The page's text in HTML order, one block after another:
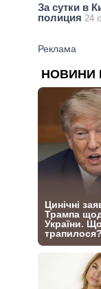
За сутки в
полиция 24